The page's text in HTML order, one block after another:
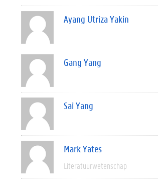
Ayang Utriza Yakin
Gang Yang
Sai Yang
Mark Yates
Literatuurwetenschap